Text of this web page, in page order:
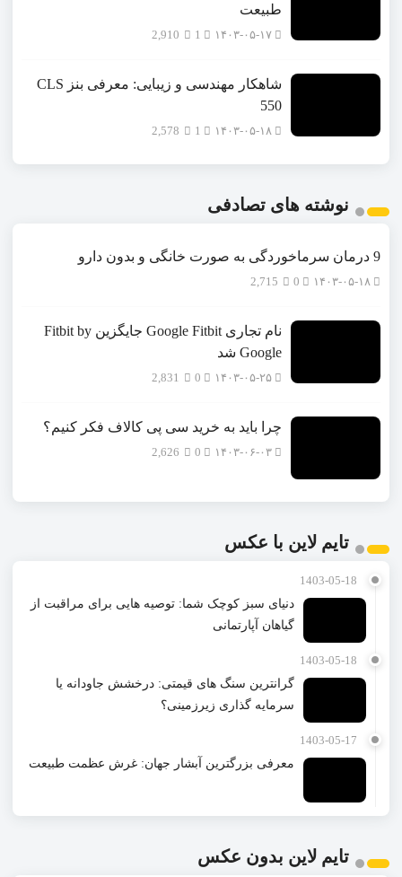
طبیعت
۱۴۰۳-۰۵-۱۷ 2,910
شاهکار مهندسی و زیبایی: معرفی بنز CLS
550
۱۴۰۳-۰۵-۱۸ 2,578
نوشته های تصادفی
9 درمان سرماخوردگی به صورت خانگی و بدون دارو
۱۴۰۳-۰۵-۱۸ 2,715
نام تجاری Google Fitbit جایگزین Fitbit by
Google شد
۱۴۰۳-۰۵-۲۵ 2,831
چرا باید به خرید سی پی کالاف فکر کنیم؟
۱۴۰۳-۰۶-۰۳ 2,626
تایم لاین با عکس
1403-05-18
دنیای سبز کوچک شما: توصیه هایی برای مراقبت از
گیاهان آپارتمانی
1403-05-18
گرانترین سنگ های قیمتی: درخشش جاودانه یا
سرمایه گذاری زیرزمینی؟
1403-05-17
معرفی بزرگترین آبشار جهان: غرش عظمت طبیعت
تایم لاین بدون عکس